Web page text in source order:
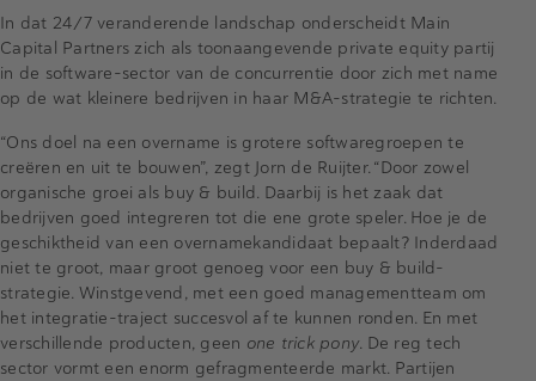
In dat 24/7 veranderende landschap onderscheidt Main
Capital Partners zich als toonaangevende private equity partij
in de software-sector van de concurrentie door zich met name
op de wat kleinere bedrijven in haar M&A-strategie te richten.
“Ons doel na een overname is grotere softwaregroepen te
creëren en uit te bouwen”, zegt Jorn de Ruijter. “Door zowel
organische groei als buy & build. Daarbij is het zaak dat
bedrijven goed integreren tot die ene grote speler. Hoe je de
geschiktheid van een overnamekandidaat bepaalt? Inderdaad
niet te groot, maar groot genoeg voor een buy & build-
strategie. Winstgevend, met een goed managementteam om
het integratie-traject succesvol af te kunnen ronden. En met
verschillende producten, geen one trick pony. De reg tech
sector vormt een enorm gefragmenteerde markt. Partijen